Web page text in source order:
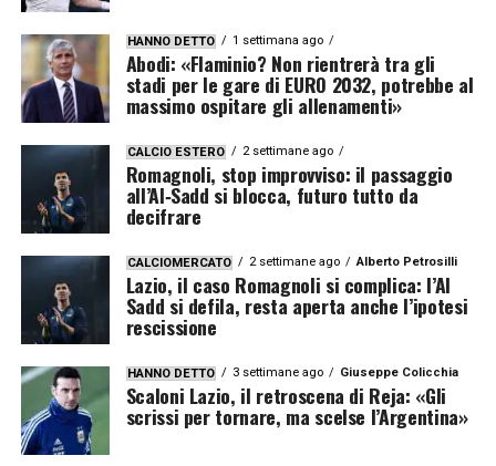
HANNO DETTO 1 settimana ago
Abodi: «Flaminio? Non rientrerà tra gli
stadi per le gare di EURO 2032, potrebbe al
massimo ospitare gli allenamenti»
CALCIO ESTERO 2 settimane ago
Romagnoli, stop improvviso: il passaggio
all’Al‑Sadd si blocca, futuro tutto da
decifrare
CALCIOMERCATO 2 settimane ago Alberto Petrosilli
Lazio, il caso Romagnoli si complica: l’Al
Sadd si defila, resta aperta anche l’ipotesi
rescissione
HANNO DETTO 3 settimane ago Giuseppe Colicchia
Scaloni Lazio, il retroscena di Reja: «Gli
scrissi per tornare, ma scelse l’Argentina»